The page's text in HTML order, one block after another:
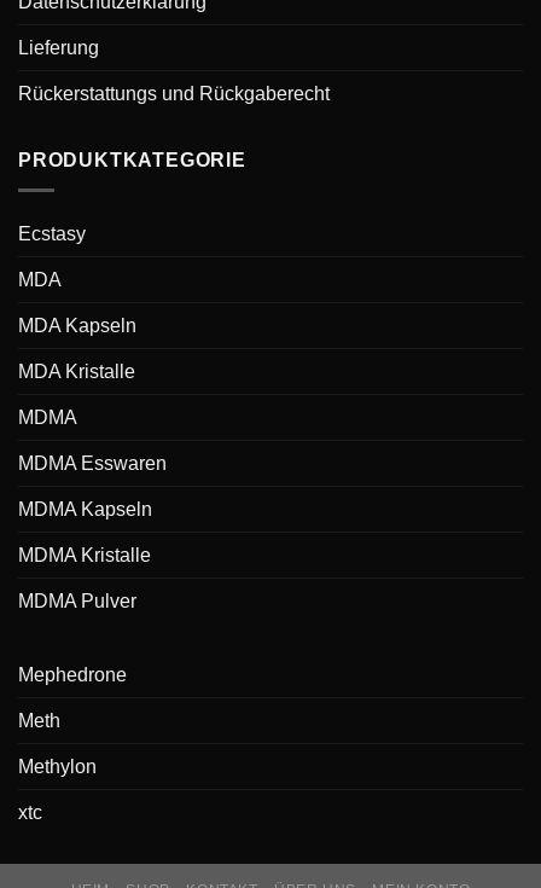
Lieferung
Rückerstattungs und Rückgaberecht
PRODUKTKATEGORIE
Ecstasy
MDA
MDA Kapseln
MDA Kristalle
MDMA
MDMA Esswaren
MDMA Kapseln
MDMA Kristalle
MDMA Pulver
Mephedrone
Meth
Methylon
xtc